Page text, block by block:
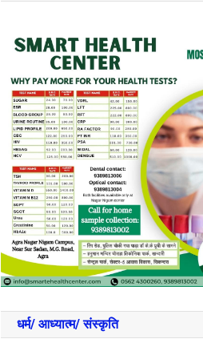
धर्म/ आध्‍यात्‍म/ संस्‍कृति